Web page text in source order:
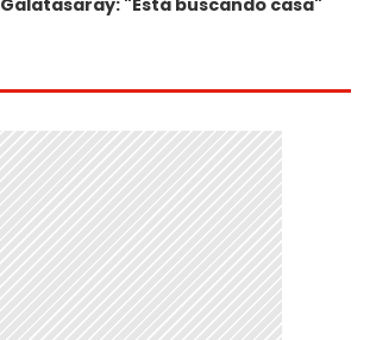
Galatasaray: "Está buscando casa"